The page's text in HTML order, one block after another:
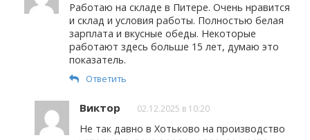
Работаю на складе в Питере. Очень нравится
и склад и условия работы. Полностью белая
зарплата и вкусные обеды. Некоторые
работают здесь больше 15 лет, думаю это
показатель.
Ответить
Виктор 02.12.2025 в 10:20
Не так давно в Хотьково на производство